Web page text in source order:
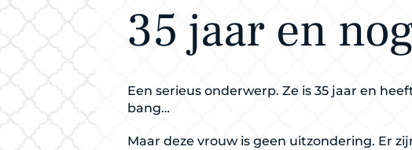
35 jaar en
Een serieus onderwerp. Ze is 35 jaar en
bang…
Maar deze vrouw is geen uitzondering. Er